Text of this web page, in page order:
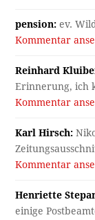
pension: ev.
Kommentar
Reinhard
Erinnerung, ich
Kommentar
Karl Hirsch:
Kommentar
Henriette
einige